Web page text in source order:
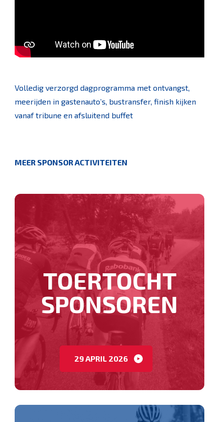
Volledig verzorgd dagprogramma met ontvangst,
meerijden in gastenauto’s, bustransfer, finish kijken
vanaf tribune en afsluitend buffet
MEER SPONSOR ACTIVITEITEN
TOERTOCHT
SPONSOREN
29 APRIL 2026